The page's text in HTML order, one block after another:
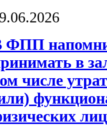
ФПП
в
числе
лиц